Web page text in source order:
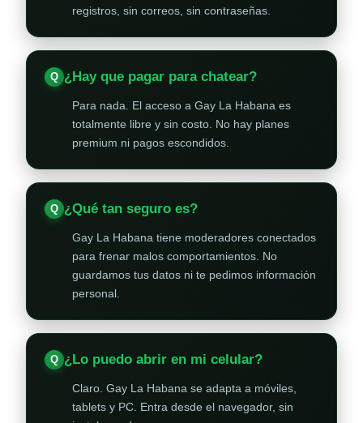
registros, sin correos, sin contraseñas.
¿Hay que pagar para chatear?
Para nada. El acceso a Gay La Habana es
totalmente libre y sin costo. No hay planes
premium ni pagos escondidos.
¿Qué tan seguro es?
Gay La Habana tiene moderadores conectados
para frenar malos comportamientos. No
guardamos tus datos ni te pedimos información
personal.
¿Lo puedo abrir en mi celular?
Claro. Gay La Habana se adapta a móviles,
tablets y PC. Entra desde el navegador, sin